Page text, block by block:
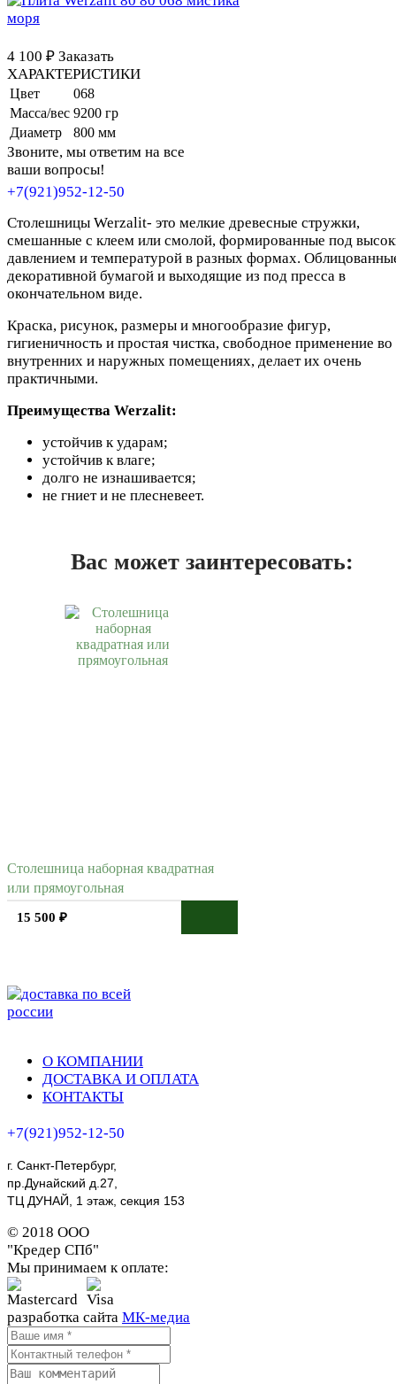
4 100 ₽ Заказать
ХАРАКТЕРИСТИКИ
Цвет
068
Масса/вес 9200 гр
Диаметр
800 мм
Звоните, мы ответим на все
ваши вопросы!
+7(921)952-12-50
Столешницы Werzalit- это мелкие древесные стружки,
смешанные с клеем или смолой, формированные под
давлением и температурой в разных формах.
декоративной бумагой и выходящие из под пресса в
окончательном виде.
Краска, рисунок, размеры и многообразие фигур,
гигиеничность и простая чистка, свободное применение во
внутренних и наружных помещениях, делает их очень
практичными.
Преимущества Werzalit:
устойчив к ударам;
устойчив к влаге;
долго не изнашивается;
не гниет и не плесневеет.
Вас может заинтересовать:
Столешница наборная квадратная
или прямоугольная
15 500 ₽
Генрих дуб
11 300 ₽
О КОМПАНИИ
ДОСТАВКА И ОПЛАТА
КОНТАКТЫ
+7(921)952-12-50
г. Санкт-Петербург,
пр.Дунайский д.27,
ТЦ ДУНАЙ, 1 этаж, секция 153
© 2018 ООО
"Кредер СПб"
Мы принимаем к оплате:
разработка сайта МК-медиа